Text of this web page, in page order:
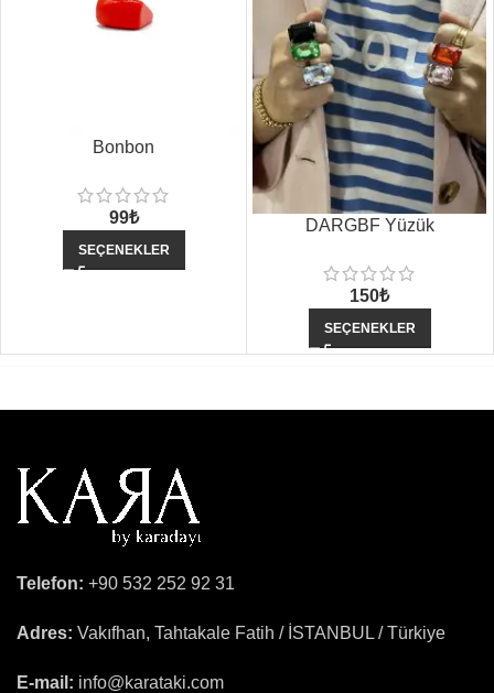
Bonbon
99₺
SEÇENEKLER
DARGBF Yüzük
150₺
SEÇENEKLER
Telefon: +90 532 252 92 31
Adres: Vakıfhan, Tahtakale Fatih / İSTANBUL / Türkiye
E-mail: info@karataki.com